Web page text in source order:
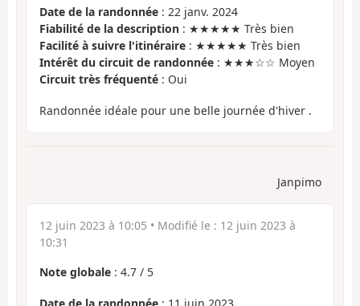
Date de la randonnée : 22 janv. 2024
Fiabilité de la description : ★★★★★ Très bien
Facilité à suivre l'itinéraire : ★★★★★ Très bien
Intérêt du circuit de randonnée : ★★★☆☆ Moyen
Circuit très fréquenté : Oui
Randonnée idéale pour une belle journée d'hiver .
Janpimo
12 juin 2023 à 10:05 • Modifié le : 12 juin 2023 à
10:31
Note globale : 4.7 / 5
Date de la randonnée : 11 juin 2023